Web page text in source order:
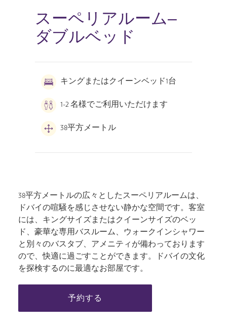
スーペリアルーム–
ダブルベッド
キングまたはクイーンベッド1台
1-2 名様でご利用いただけます
38平方メートル
38平方メートルの広々としたスーペリアルームは、
ドバイの喧騒を感じさせない静かな空間です。客室
には、キングサイズまたはクイーンサイズのベッ
ド、豪華な専用バスルーム、ウォークインシャワー
と別々のバスタブ、アメニティが備わっております
ので、快適に過ごすことができます。ドバイの文化
を探検するのに最適なお部屋です。
予約する